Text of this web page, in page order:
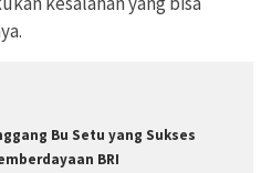
Bu Setu yang Sukses
BRI